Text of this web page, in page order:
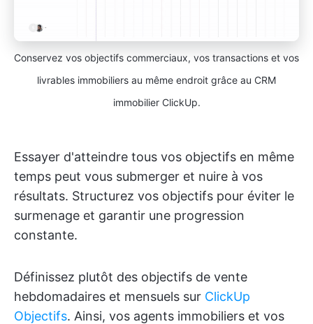
Conservez vos objectifs commerciaux, vos transactions et vos
livrables immobiliers au même endroit grâce au CRM
immobilier ClickUp.
Essayer d'atteindre tous vos objectifs en même
temps peut vous submerger et nuire à vos
résultats. Structurez vos objectifs pour éviter le
surmenage et garantir une progression
constante.
Définissez plutôt des objectifs de vente
hebdomadaires et mensuels sur ClickUp
Objectifs. Ainsi, vos agents immobiliers et vos